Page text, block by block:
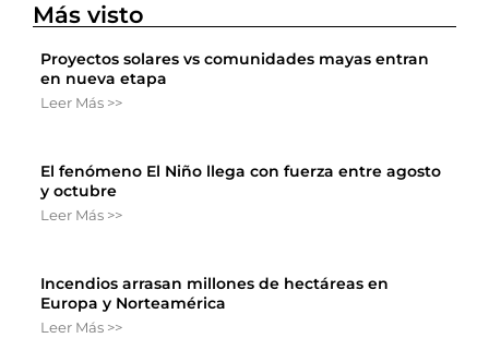
Más visto
Proyectos solares vs comunidades mayas entran
en nueva etapa
Leer Más >>
El fenómeno El Niño llega con fuerza entre agosto
y octubre
Leer Más >>
Incendios arrasan millones de hectáreas en
Europa y Norteamérica
Leer Más >>